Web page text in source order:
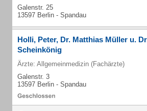
Galenstr. 25
13597 Berlin - Spandau
Holli, Peter, Dr. Matthias Müller u.
Scheinkönig
Ärzte: Allgemeinmedizin (Fachärzte)
Galenstr. 3
13597 Berlin - Spandau